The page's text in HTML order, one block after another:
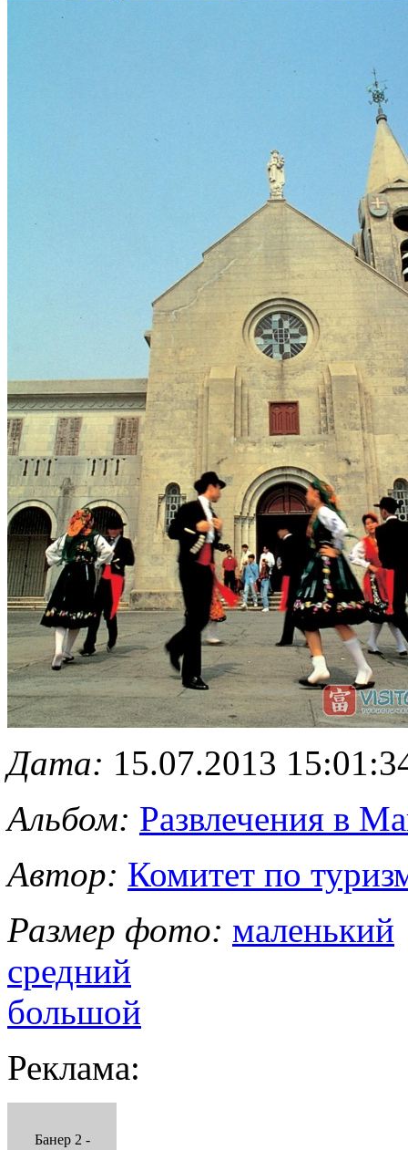
Дата: 15.07.2013
Альбом: Развлечения в
Автор: Комитет по
Размер фото: маленький
средний
большой
Реклама:
Банер 2 -